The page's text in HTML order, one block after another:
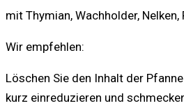
mit Thymian, Wachholder,
Wir empfehlen:
Löschen Sie den Inhalt der
kurz einreduzieren und